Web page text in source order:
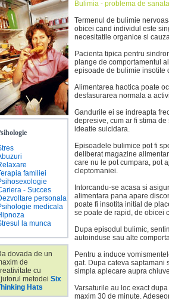
familiei
- Succes
personala
medicala
la munca
dovada de un
de
cu
metodei Six
Hats
Bulimia - problema de
Termenul de bulimie
obicei cand individul este
necesitatile organice si
Pacienta tipica pentru
plange de comportamentul
episoade de bulimie insotite
Alimentarea haotica poate
desfasurarea normala a
Gandurile ei se indreapta
depresive, cum ar fi stima
ideatie suicidara.
Episoadele bulimice pot fi
deliberat magazine
care nu le pot cumpara, pot
cleptomaniei.
Intorcandu-se acasa si
alimentara pana apare
poate fi insotita initial de
se poate de rapid, de obicei
Dupa episodul bulimic,
autoinduse sau alte
Pentru a induce
gat. Dupa cateva saptamani
simpla aplecare aupra
Varsaturile au loc exact
maxim 30 de minute.